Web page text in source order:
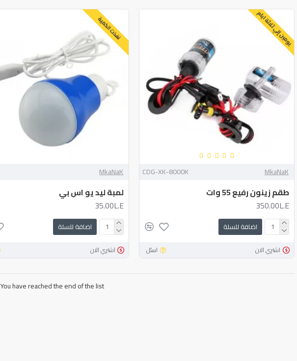
يومين إلي ثلاثة ايام
MkaNaK
CDG-XK-8000K
طقم زينون رفيع 55 وات
350.00L.E
اضافة للسلة
اشتري الان اسئل
نفذت الكمية
MkaNaK
لمبة ليد يو اس بي
35.00L.E
اضافة للسلة
اشتري الان
You have reached the end of the list.